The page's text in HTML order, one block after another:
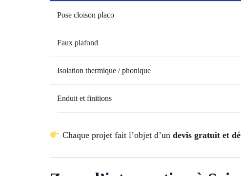
Pose cloison placo
Faux plafond
Isolation thermique / phonique
Enduit et finitions
Chaque projet fait l’objet d’un devis gratuit et